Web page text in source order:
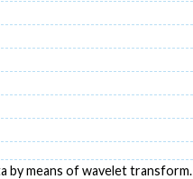
by means of wavelet transform.